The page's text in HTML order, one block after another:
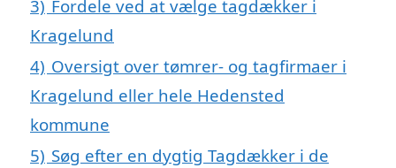
3) Fordele ved at vælge tagdækker i
Kragelund
4) Oversigt over tømrer- og tagfirmaer i
Kragelund eller hele Hedensted
kommune
5) Søg efter en dygtig Tagdækker i de